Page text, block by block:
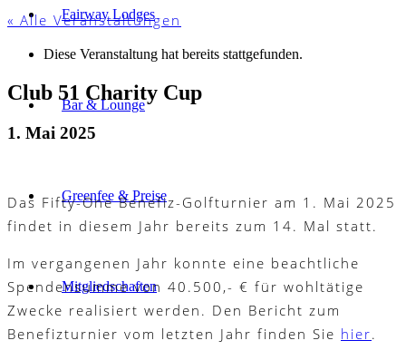
Fairway Lodges
Bar & Lounge
Greenfee & Preise
Mitgliedschaften
« Alle Veranstaltungen
Diese Veranstaltung hat bereits stattgefunden.
Club 51 Charity Cup
1. Mai 2025
Das Fifty-One Benefiz-Golfturnier am 1. Mai 2025
findet in diesem Jahr bereits zum 14. Mal statt.
Im vergangenen Jahr konnte eine beachtliche
Spendensumme von 40.500,- € für wohltätige
Zwecke realisiert werden. Den Bericht zum
Benefizturnier vom letzten Jahr finden Sie hier.